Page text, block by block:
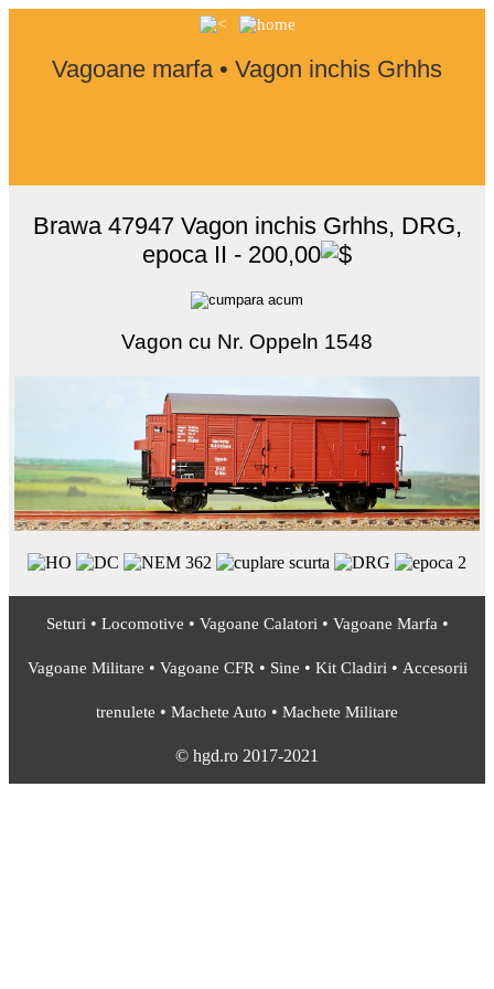
Vagoane marfa • Vagon inchis Grhhs
Brawa 47947 Vagon inchis Grhhs, DRG,
epoca II - 200,00
Vagon cu Nr. Oppeln 1548
Seturi • Locomotive • Vagoane Calatori • Vagoane Marfa •
Vagoane Militare • Vagoane CFR • Sine • Kit Cladiri • Accesorii
trenulete • Machete Auto • Machete Militare
© hgd.ro 2017-2021